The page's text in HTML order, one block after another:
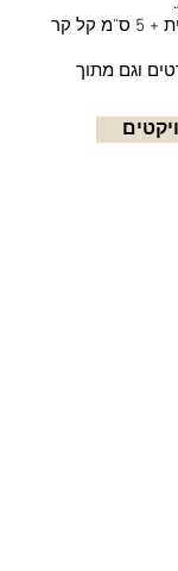
· 20 ס"מ בידוד צמר זכוכית + 5 ס"מ קל קר
וגם מתוך